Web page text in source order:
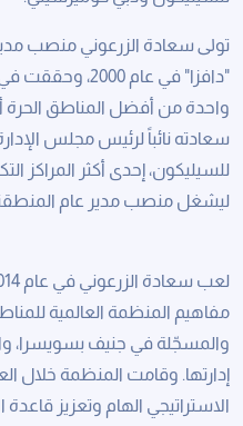
ﺗﻮﱃ ﺳﻌﺎدة اﻟﺰرﻋﻮﻧﻲ ﻣﻨﺼﺐ
"داﻓﺰا" ﻓﻲ ﻋﺎم
ﺳﻌﺎدﺗﻪ ﻧﺎﺋﺒﺎً ﻟﺮﺋﻴﺲ ﻣﺠﻠﺲ
ﻟﻠﺴﻴﻠﻴﻜﻮن، إﺣﺪى أﻛﺜﺮ اﻟﻤﺮاﻛﺰ
ﻟﻴﺸﻐﻞ ﻣﻨﺼﺐ ﻣﺪﻳﺮ ﻋﺎم
ﻣﻔﺎﻫﻴﻢ اﻟﻤﻨﻈﻤﺔ اﻟﻌﺎﻟﻤﻴﺔ
واﻟﻤﺴﺠّﻠﺔ ﻓﻲ ﺟﻨﻴﻒ بسويسرا،
إدارﺗﻬﺎ. وﻗﺎﻣﺖ اﻟﻤﻨﻈﻤﺔ ﺧﻼل
اﻻﺳﺘﺮاﺗﻴﺠﻲ اﻟﻬﺎم وﺗﻌﺰﻳﺰ